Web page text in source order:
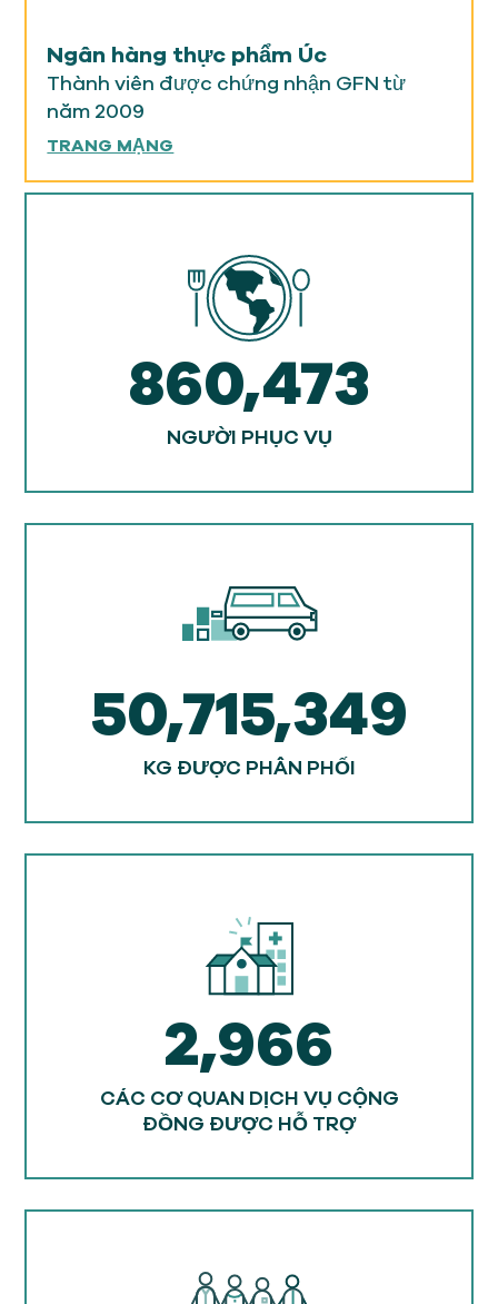
Ngân hàng thực phẩm Úc
Thành viên được chứng nhận GFN từ
năm 2009
TRANG MẠNG
860,473
NGƯỜI PHỤC VỤ
50,715,349
KG ĐƯỢC PHÂN PHỐI
2,966
CÁC CƠ QUAN DỊCH VỤ CỘNG
ĐỒNG ĐƯỢC HỖ TRỢ